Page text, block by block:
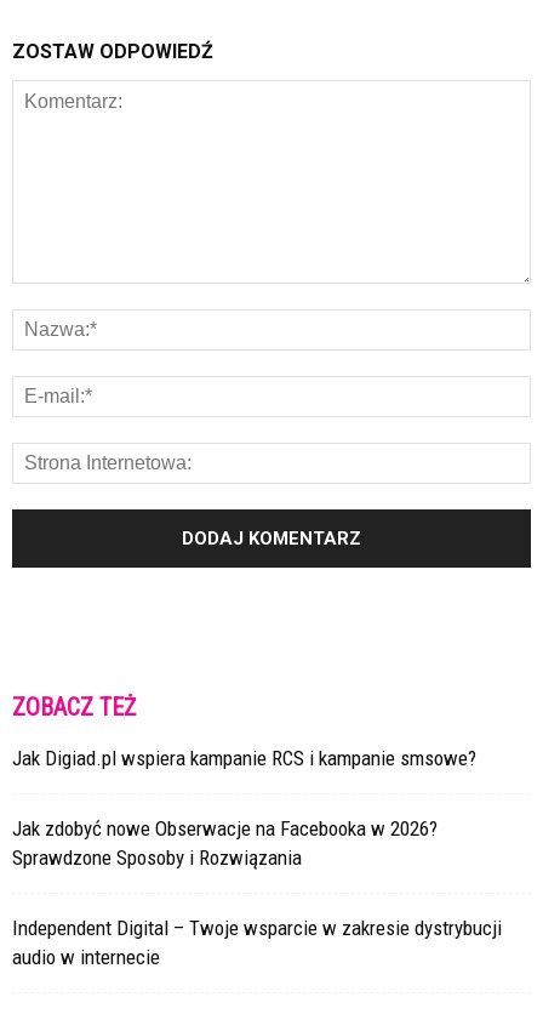
ZOSTAW ODPOWIEDŹ
ZOBACZ TEŻ
Jak Digiad.pl wspiera kampanie RCS i kampanie smsowe?
Jak zdobyć nowe Obserwacje na Facebooka w 2026?
Sprawdzone Sposoby i Rozwiązania
Independent Digital – Twoje wsparcie w zakresie dystrybucji
audio w internecie